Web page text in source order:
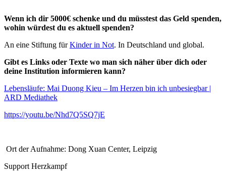
Wenn ich dir 5000€ schenke und du müsstest das Geld spenden,
wohin würdest du es aktuell spenden?
An eine Stiftung fürKinder in Not. In Deutschland und global.
Gibt es Links oder Texte wo man sich näher über dich oder
deine Institution informieren kann?
Lebensläufe: Mai Duong Kieu – Im Herzen bin ich unbesiegbar |
ARD Mediathek
https://youtu.be/Nhd7Q5SQ7jE
Ort der Aufnahme: Dong Xuan Center, Leipzig
Support Herzkampf